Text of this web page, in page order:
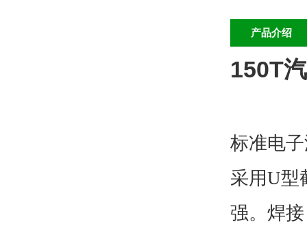
产品介绍
150T
标准电
采用U型
强。焊接